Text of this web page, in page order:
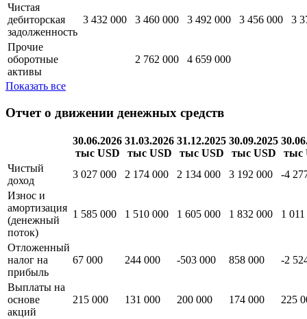
Чистая
дебиторская
задолженность
3 432 000 3 460 000 3 492 000 3 456 000 3
Прочие
оборотные
активы
2 762 000 4 659 000
Показать все
Отчет о движении денежных средств
30.06.2026
тыс USD
31.03.2026
тыс USD
31.12.2025
тыс USD
30.09.2025
тыс USD
тыс
Чистый
доход
3 027 000 2 174 000 2 134 000 3 192 000
-4
Износ и
амортизация
(денежный
поток)
1 585 000 1 510 000 1 605 000 1 832 000 1
Отложенный
налог на
прибыль
67 000 244 000 -503 000 858 000 -2
Выплаты на
основе
акций
215 000 131 000 200 000 174 000 225